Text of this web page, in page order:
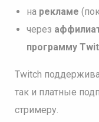
на рекламе
через
программу
Twitch
так и платные
стримеру.